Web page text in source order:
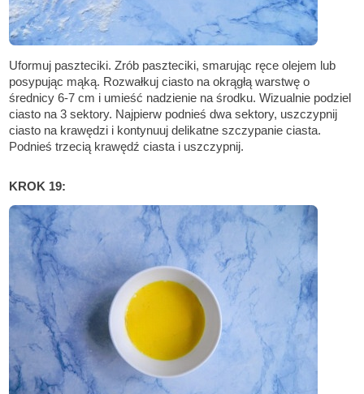
Uformuj paszteciki. Zrób paszteciki, smarując ręce olejem lub
posypując mąką. Rozwałkuj ciasto na okrągłą warstwę o
średnicy 6-7 cm i umieść nadzienie na środku. Wizualnie podziel
ciasto na 3 sektory. Najpierw podnieś dwa sektory, uszczypnij
ciasto na krawędzi i kontynuuj delikatne szczypanie ciasta.
Podnieś trzecią krawędź ciasta i uszczypnij.
KROK 19: